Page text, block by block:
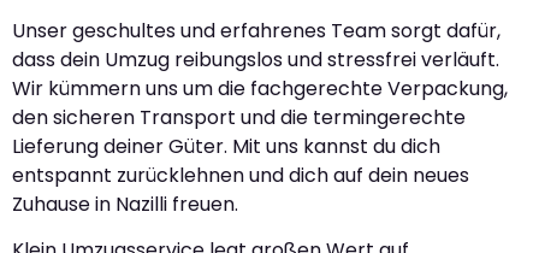
Unser geschultes und erfahrenes Team sorgt dafür,
dass dein Umzug reibungslos und stressfrei verläuft.
Wir kümmern uns um die fachgerechte Verpackung,
den sicheren Transport und die termingerechte
Lieferung deiner Güter. Mit uns kannst du dich
entspannt zurücklehnen und dich auf dein neues
Zuhause in Nazilli freuen.